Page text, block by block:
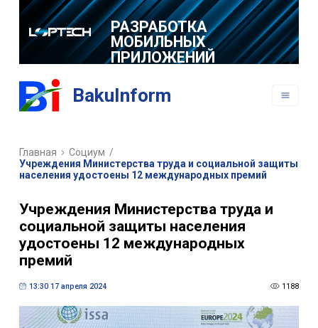
РАЗРАБОТКА
МОБИЛЬНЫХ
ПРИЛОЖЕНИЙ
BakuInform
Главная Социум /
Учреждения Министерства труда и социальной защиты
населения удостоены 12 международных премий
Учреждения Министерства труда и
социальной защиты населения
удостоены 12 международных
премий
13:30 17 апреля 2024 1188